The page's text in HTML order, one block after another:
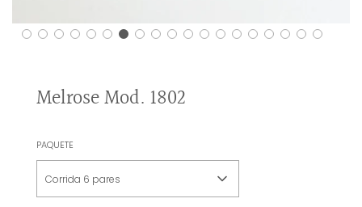
Melrose Mod. 1802
PAQUETE
Corrida 6 pares